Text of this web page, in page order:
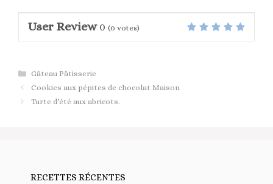
User Review 0 (0 votes)
Catégories
Gâteau Pâtisserie
Cookies aux pépites de chocolat Maison
Tarte d’été aux abricots.
RECETTES RÉCENTES